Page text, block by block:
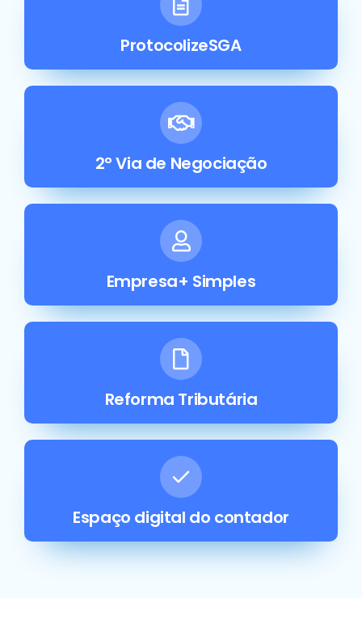
ProtocolizeSGA
2° Via de Negociação
Empresa+ Simples
Reforma Tributária
Espaço digital do contador